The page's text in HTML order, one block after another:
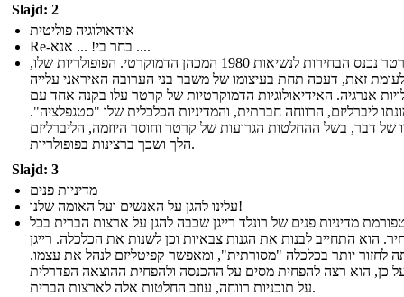
Slajd: 2
אידאולוגיה פוליטית
Re-בחר בי! ... אנא ....
ג'ימי קרטר נכנס הבחירות לנשיאות 1980 המכהן הדמוקרטי. הפופולריות שלו,
זאת, דעכה תחת בעיצומו של משבר בני הערובה האיראני עלייה
אנרגיה. האידיאולוגיות הדמוקרטיות של קרטר עלו בקנה אחד עם
ליברליזם, הרווחה חברתית, והמדיניות הכלכלית שלו "סטגפלציה".
של דבר, בשל ההחלטות הגרועות של קרטר וחוסר היוזמה, הליברליזם
הלך ושכך ברצינות בפופולריות.
Slajd: 3
מדיניות פנים
עלינו להגן על האנשים ועל האומה שלנו!
מדיניות פנים של רונלד רייגן שכבה להגן על ארצות הברית בכל
הוא התחייב לבנות את הגנות צבאיות וכן לשנות את הכלכלה. רייגן
לחזור יותר בכלכלה "מסורתית", ומאפשר קפיטליזם לנהל את עצמו.
כן, הוא רצה להפחית מסים על ההכנסה ולהפחית ההוצאה הפדרלית
על תוכניות רווחה, עוזב החלטות אלה לארצות הברית.